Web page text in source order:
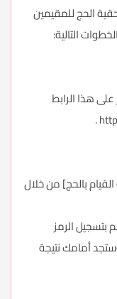
الحج للمقيمين
التالية:
هذا الرابط
.
بالحج] من خلال
بتسجيل الرمز
أمامك نتيجة